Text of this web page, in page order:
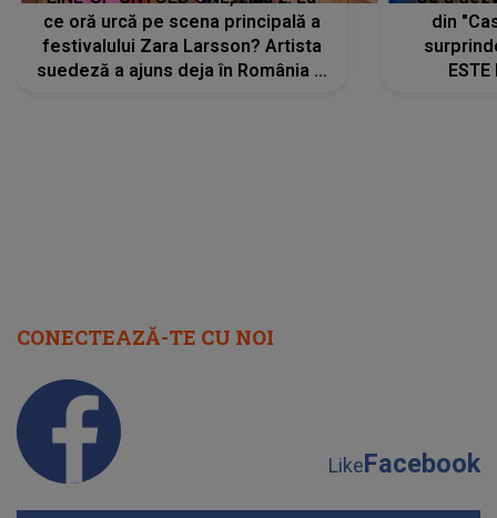
ce oră urcă pe scena principală a
festivalului Zara Larsson? Artista
suedeză a ajuns deja în România și
din
CONECTEAZĂ-TE CU NOI
LikeFacebook